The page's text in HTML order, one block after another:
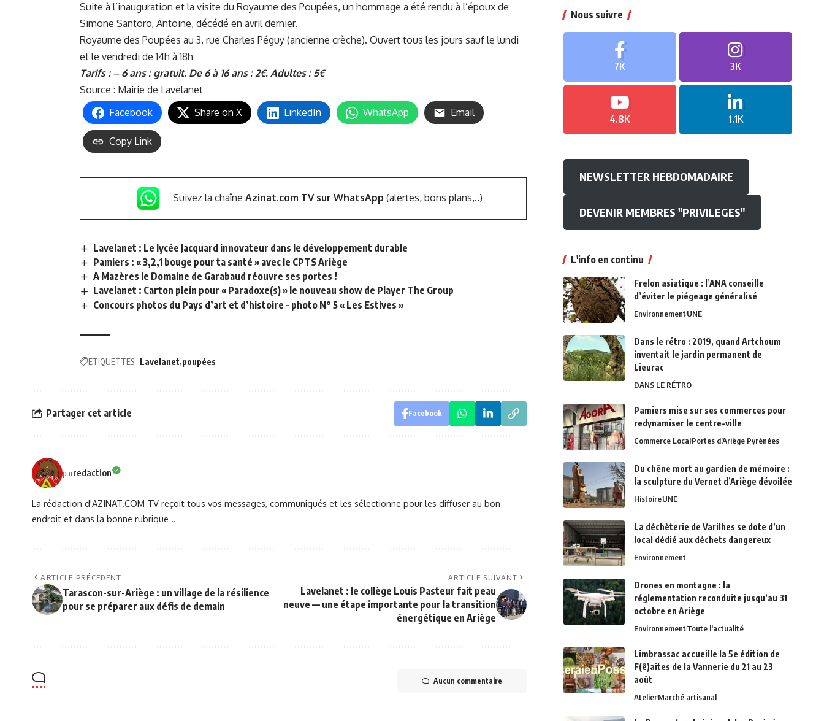
Suite à l’inauguration et la visite du Royaume des Poupées, un hommage a été rendu à l’époux de
Simone Santoro, Antoine, décédé en avril dernier.
Royaume des Poupées au 3, rue Charles Péguy (ancienne crèche). Ouvert tous les jours sauf le lundi
et le vendredi de 14h à 18h
Tarifs : – 6 ans : gratuit. De 6 à 16 ans : 2€. Adultes : 5€
Source : Mairie de Lavelanet
Facebook
Share on X LinkedIn WhatsApp Email
Copy Link
Suivez la chaîne Azinat.com TV sur WhatsApp (alertes, bons plans,..)
Lavelanet : Le lycée Jacquard innovateur dans le développement durable
Pamiers : « 3,2,1 bouge pour ta santé » avec le CPTS Ariège
A Mazères le Domaine de Garabaud réouvre ses portes !
Lavelanet : Carton plein pour « Paradoxe(s) » le nouveau show de Player The Group
Concours photos du Pays d’art et d’histoire – photo N° 5 « Les Estives »
ETIQUETTES : Lavelanet poupées
Partager cet article Facebook
parredaction
La rédaction d'AZINAT.COM TV reçoit tous vos messages, communiqués et les sélectionne pour les diffuser au bon
endroit et dans la bonne rubrique ..
ARTICLE PRÉCÉDENT
Tarascon-sur-Ariège : un village de la résilience
pour se préparer aux défis de demain
ARTICLE SUIVANT
Lavelanet : le collège Louis Pasteur fait peau
neuve — une étape importante pour la transition
énergétique en Ariège
Aucun commentaire
Nous suivre
7K 3K
4.8K 1.1K
NEWSLETTER HEBDOMADAIRE
DEVENIR MEMBRES "PRIVILEGES"
L'info en continu
Frelon asiatique : l’ANA conseille
d’éviter le piégeage généralisé
EnvironnementUNE
Dans le rétro : 2019, quand Artchoum
inventait le jardin permanent de
Lieurac
DANS LE RÉTRO
Pamiers mise sur ses commerces pour
redynamiser le centre-ville
Commerce LocalPortes d’Ariège Pyrénées
Du chêne mort au gardien de mémoire :
la sculpture du Vernet d’Ariège dévoilée
HistoireUNE
La déchèterie de Varilhes se dote d’un
local dédié aux déchets dangereux
Environnement
Drones en montagne : la
réglementation reconduite jusqu’au 31
octobre en Ariège
EnvironnementToute l'actualité
Limbrassac accueille la 5e édition de
F(ê)aites de la Vannerie du 21 au 23
août
AtelierMarché artisanal